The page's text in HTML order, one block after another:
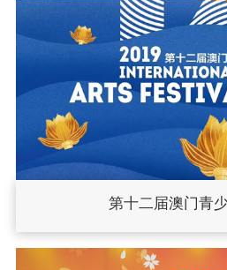
第十二届澳门青